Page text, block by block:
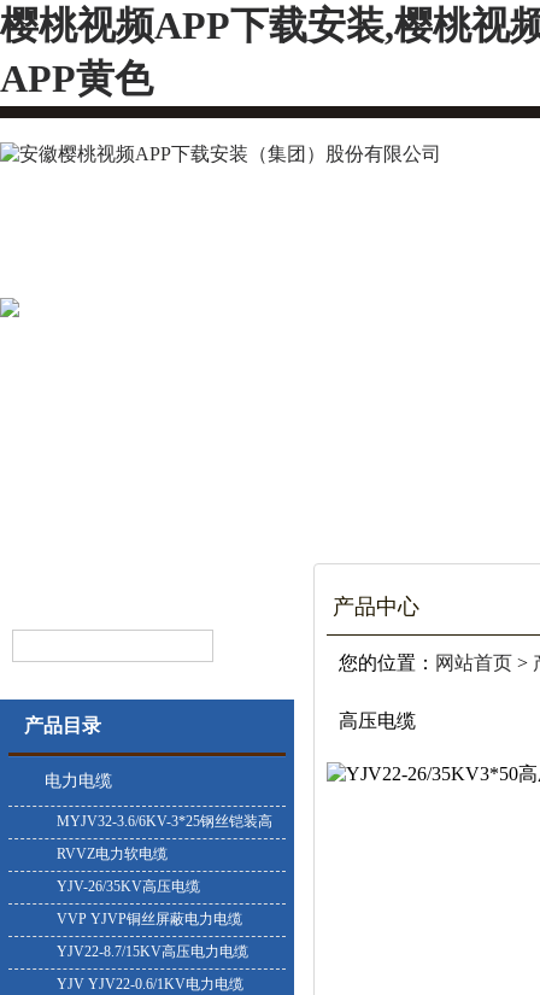
樱桃视频APP下载安装,樱桃视
APP黄色
产品目录
电力电缆
MYJV32-3.6/6KV-3*25钢丝铠装高
压电缆
RVVZ电力软电缆
YJV-26/35KV高压电缆
VVP YJVP铜丝屏蔽电力电缆
YJV22-8.7/15KV高压电力电缆
YJV YJV22-0.6/1KV电力电缆
产品中心
您的位置： 网站首页 >
高压电缆